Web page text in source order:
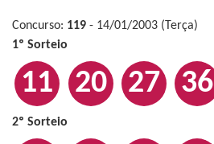
Concurso: 119 - 14/01/2003 (Terça)
1º Sorteio
11 20 27 36
2º Sorteio